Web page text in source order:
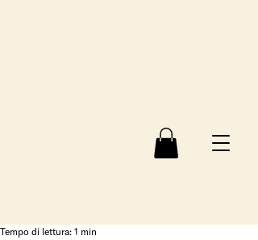
Tempo di lettura: 1 min